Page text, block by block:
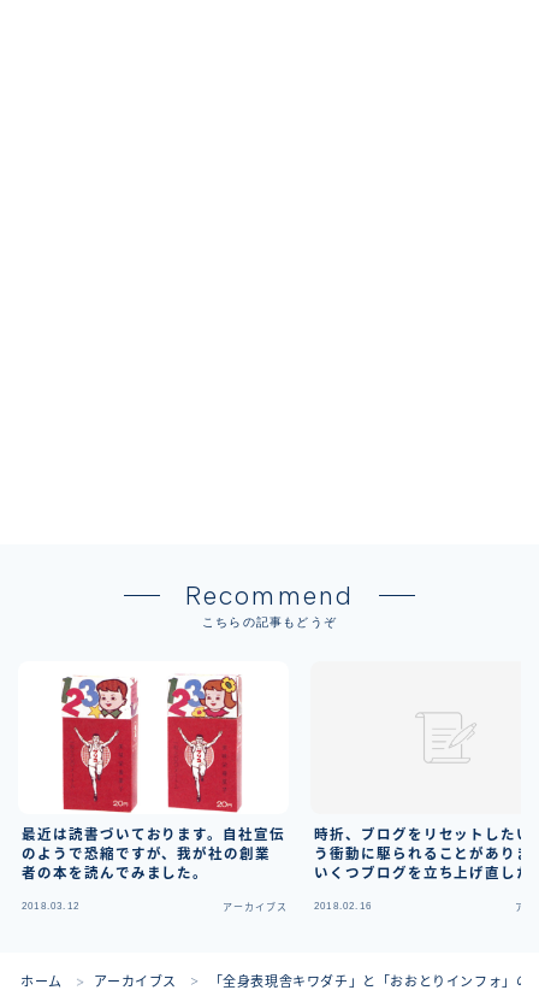
Recommend
こちらの記事もどうぞ
最近は読書づいております。自社宣伝
のようで恐縮ですが、我が社の創業
者の本を読んでみました。
2018.03.12 アーカイブス
時折、ブログをリセットしたい
う衝動に駆られることがありま
いくつブログを立ち上げ直した
組まないと。
2018.02.16 アー
ホーム ＞ アーカイブス ＞ 「全身表現舎キワダチ」と「おおとりインフォ」の